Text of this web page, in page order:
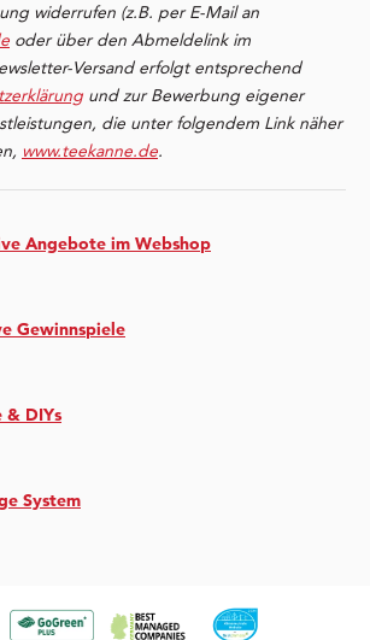
widerrufen (z.B. per E-Mail an
oder über den Abmeldelink im
Versand erfolgt entsprechend
und zur Bewerbung eigener
die unter folgendem Link näher
www.teekanne.de.
Angebote im Webshop
Gewinnspiele
& DIYs
System